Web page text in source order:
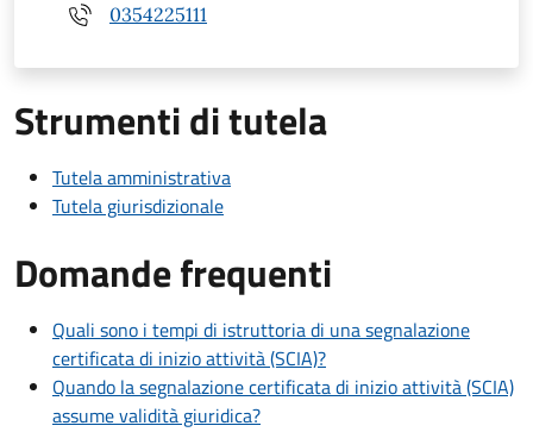
0354225111
Strumenti di tutela
Tutela amministrativa
Tutela giurisdizionale
Domande frequenti
Quali sono i tempi di istruttoria di una segnalazione
certificata di inizio attività (SCIA)?
Quando la segnalazione certificata di inizio attività (SCIA)
assume validità giuridica?